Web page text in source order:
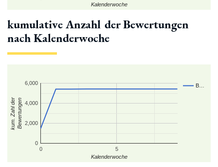
Kalenderwoche
kumulative Anzahl der Bewertungen
nach Kalenderwoche
B…
0 5
0
2,000
4,000
6,000
Kalenderwoche
kum. Zahl derBewertungen